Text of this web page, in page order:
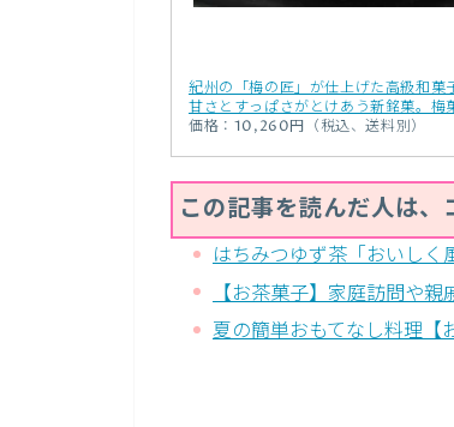
紀州の「梅の匠」が仕上げた高級和菓
甘さとすっぱさがとけあう新銘菓。
価格：10,260円（税込、送料別）
この記事を読んだ人は、
はちみつゆず茶「おいしく
【お茶菓子】家庭訪問や親
夏の簡単おもてなし料理【